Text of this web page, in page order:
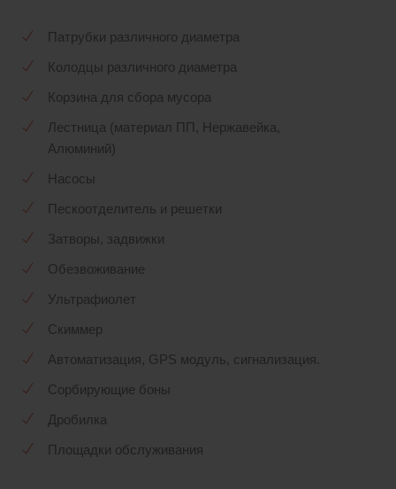
Патрубки различного диаметра
Колодцы различного диаметра
Корзина для сбора мусора
Лестница (материал ПП, Нержавейка,
Алюминий)
Насосы
Пескоотделитель и решетки
Затворы, задвижки
Обезвоживание
Ультрафиолет
Скиммер
Автоматизация, GPS модуль, сигнализация.
Сорбирующие боны
Дробилка
Площадки обслуживания